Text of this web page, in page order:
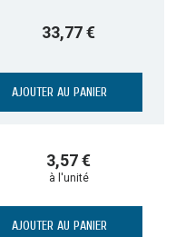
33,77 €
AJOUTER AU PANIER
3,57 €
à l'unité
AJOUTER AU PANIER